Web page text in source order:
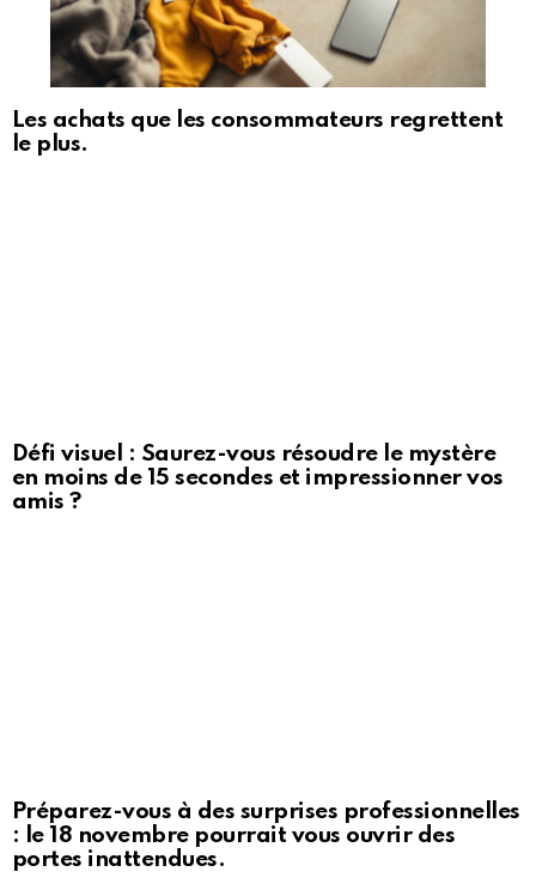
Les achats que les consommateurs regrettent
le plus.
Défi visuel : Saurez-vous résoudre le mystère
en moins de 15 secondes et impressionner vos
amis ?
Préparez-vous à des surprises professionnelles
: le 18 novembre pourrait vous ouvrir des
portes inattendues.